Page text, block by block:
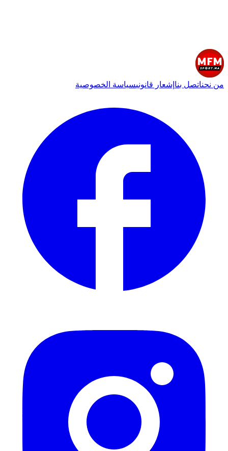
من نحناتصل بنا إشعار قانونيسياسة الخصوصية